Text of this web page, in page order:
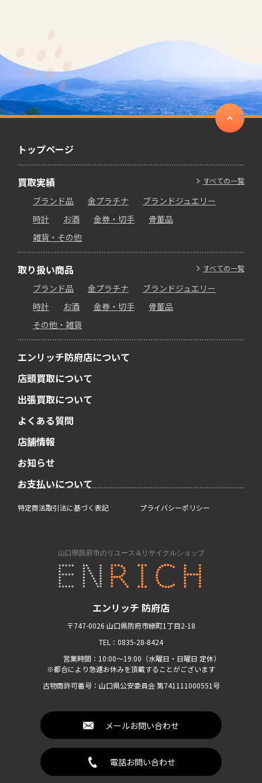
エンリッチ 防府店
〒747-0026 山口県防府市緑町1丁目2-18
TEL：0835-28-8424
営業時間：10:00〜19:00（水曜日・日曜日 定休）
※都合により急遽お休みを頂戴することがございます
古物商許可番号：山口県公安委員会 第741111000551号
メールお問い合わせ
電話お問い合わせ
トップページ
すべての一覧
買取実績
ブランド品 金プラチナ
ブランドジュエリー
時計
お酒 金券・切手
骨董品
雑貨・その他
すべての一覧
取り扱い商品
ブランド品 金プラチナ
ブランドジュエリー
時計
お酒 金券・切手
骨董品
その他・雑貨
エンリッチ防府店について
店頭買取について
出張買取について
よくある質問
店舗情報
お知らせ
お支払いについて
特定商法取引法に基づく表記 プライバシーポリシー